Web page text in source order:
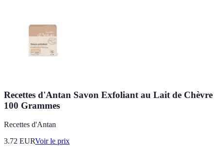
Recettes d'Antan Savon Exfoliant au Lait de Chèvre
100 Grammes
Recettes d'Antan
3.72 EURVoir le prix